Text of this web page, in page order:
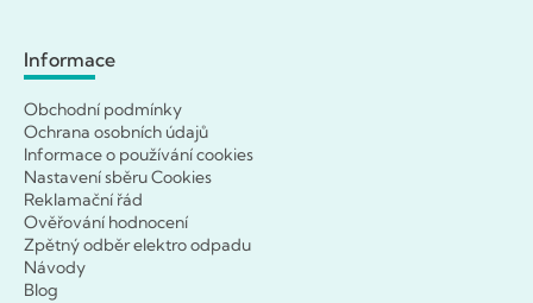
Informace
Obchodní podmínky
Ochrana osobních údajů
Informace o používání cookies
Nastavení sběru Cookies
Reklamační řád
Ověřování hodnocení
Zpětný odběr elektro odpadu
Návody
Blog